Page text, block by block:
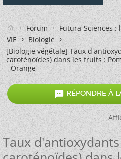
Forum
Futura-Sciences :
VIE
Biologie
[Biologie végétale]Taux
caroténoïdes) dans les fruits :
- Orange
 RÉPONDRE À
Taux